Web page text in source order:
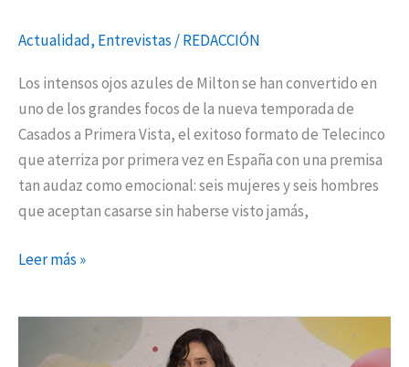
Actualidad, Entrevistas /REDACCIÓN
Los intensos ojos azules de Milton se han convertido en
uno de los grandes focos de la nueva temporada de
Casados a Primera Vista, el exitoso formato de Telecinco
que aterriza por primera vez en España con una premisa
tan audaz como emocional: seis mujeres y seis hombres
que aceptan casarse sin haberse visto jamás,
a
televisivo
Leer más »
viviremos